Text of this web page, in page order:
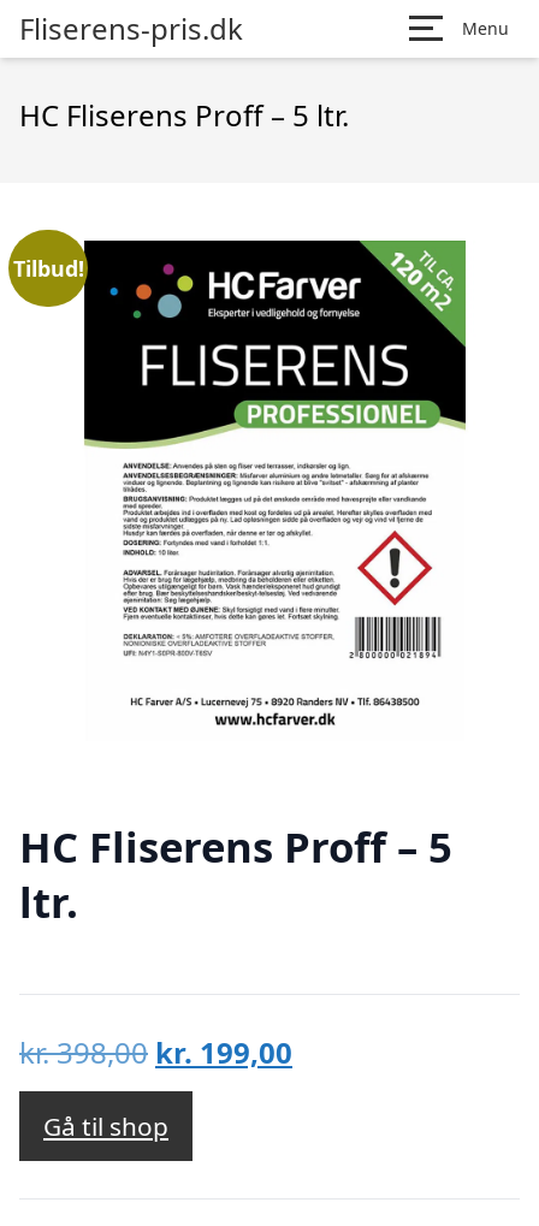
Fliserens-pris.dk Menu
HC Fliserens Proff – 5 ltr.
Tilbud!
HC Fliserens Proff – 5
ltr.
kr.398,00 Den
oprindelige
pris
var:
kr. 398,00.
kr. 199,00
kr. 199,00.
Gå til shop